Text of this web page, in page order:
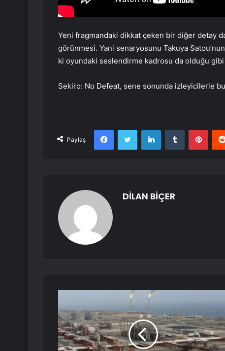
Yeni fragmandaki dikkat çeken bir diğer detay
görünmesi. Yani senaryosunu Takuya
ki oyundaki seslendirme kadrosu da olduğu gibi
Sekiro: No Defeat, sene sonunda izleyicilerle
Paylaş
FacebookTwitter LinkedInTumblr
DİLAN BİÇER